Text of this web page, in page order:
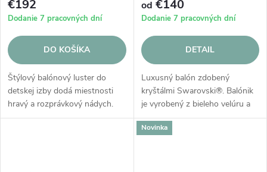
o
d
u
k
o
d
u
k
t
€192
Dodanie 7 pracovných dní
DO KOŠÍKA
Štýlový balónový luster do
detskej izby dodá miestnosti
hravý a rozprávkový nádych.
Vyrobený z bezpečných
od €140
Dodanie 7 pracovných dní
DETAIL
Luxusný balón zdobený
kryštálmi Swarovski®. Balónik
je vyrobený z bieleho velúru a
bielej saténovej
bavlny.Dekoračný balón má
Novinka